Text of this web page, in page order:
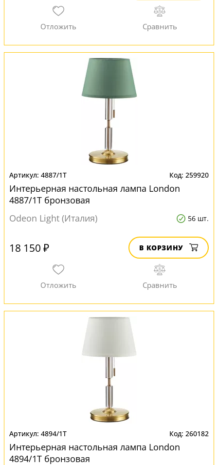
4887/1T 259920
Интерьерная настольная лампа London
4887/1T бронзовая
Odeon Light (Италия)
56 шт.
18 150 ₽ В КОРЗИНУ
4894/1T 260182
Интерьерная настольная лампа London
4894/1T бронзовая